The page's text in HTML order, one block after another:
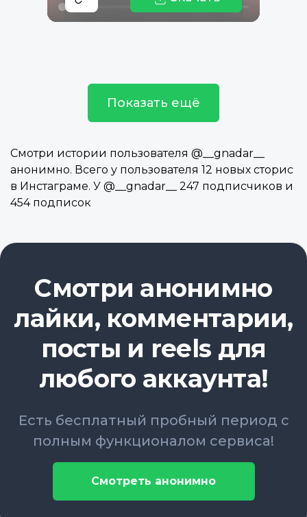
Показать ещё
Смотри истории пользователя @__gnadar__
анонимно. Всего у пользователя 12 новых сторис
в Инстаграме. У @__gnadar__ 247 подписчиков и
454 подписок
Смотри анонимно
лайки, комментарии,
посты и reels для
любого аккаунта!
Есть бесплатный пробный период с
полным функционалом сервиса!
Смотреть анонимно